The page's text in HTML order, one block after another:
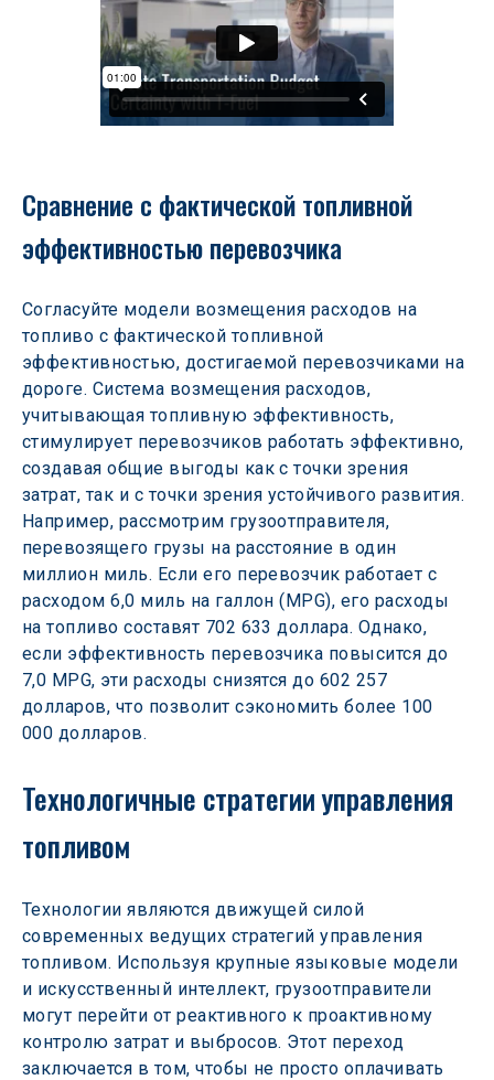
Сравнение с фактической топливной
эффективностью перевозчика
Согласуйте модели возмещения расходов на
топливо с фактической топливной
эффективностью, достигаемой перевозчиками на
дороге. Система возмещения расходов,
учитывающая топливную эффективность,
стимулирует перевозчиков работать эффективно,
создавая общие выгоды как с точки зрения
затрат, так и с точки зрения устойчивого развития.
Например, рассмотрим грузоотправителя,
перевозящего грузы на расстояние в один
миллион миль. Если его перевозчик работает с
расходом 6,0 миль на галлон (MPG), его расходы
на топливо составят 702 633 доллара. Однако,
если эффективность перевозчика повысится до
7,0 MPG, эти расходы снизятся до 602 257
долларов, что позволит сэкономить более 100
000 долларов.
Технологичные стратегии управления
топливом
Технологии являются движущей силой
современных ведущих стратегий управления
топливом. Используя крупные языковые модели
и искусственный интеллект, грузоотправители
могут перейти от реактивного к проактивному
контролю затрат и выбросов. Этот переход
заключается в том, чтобы не просто оплачивать